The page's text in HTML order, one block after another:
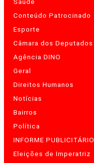
Saúde
Conteúdo Patrocinado
Esporte
Câmara dos Deputados
Agência DINO
Geral
Direitos Humanos
Notícias
Bairros
Política
INFORME PUBLICITÁRIO
Eleições de Imperatriz